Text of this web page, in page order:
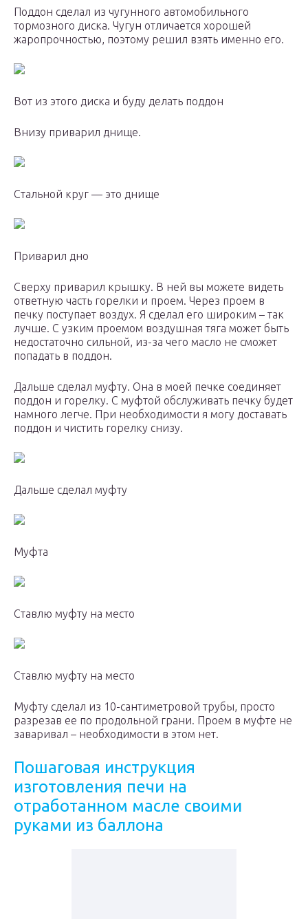
Поддон сделал из чугунного автомобильного
тормозного диска. Чугун отличается хорошей
жаропрочностью, поэтому решил взять именно его.
Вот из этого диска и буду делать поддон
Внизу приварил днище.
Стальной круг — это днище
Приварил дно
Сверху приварил крышку. В ней вы можете видеть
ответную часть горелки и проем. Через проем в
печку поступает воздух. Я сделал его широким – так
лучше. С узким проемом воздушная тяга может быть
недостаточно сильной, из-за чего масло не сможет
попадать в поддон.
Дальше сделал муфту. Она в моей печке соединяет
поддон и горелку. С муфтой обслуживать печку будет
намного легче. При необходимости я могу доставать
поддон и чистить горелку снизу.
Дальше сделал муфту
Муфта
Ставлю муфту на место
Ставлю муфту на место
Муфту сделал из 10-сантиметровой трубы, просто
разрезав ее по продольной грани. Проем в муфте не
заваривал – необходимости в этом нет.
Пошаговая инструкция
изготовления печи на
отработанном масле своими
руками из баллона